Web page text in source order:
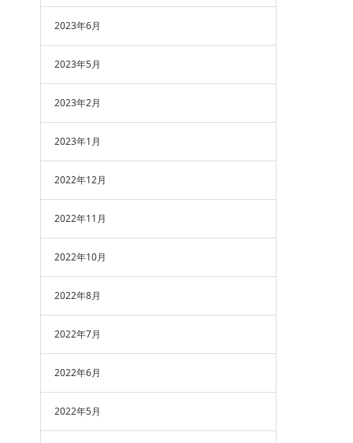
2023年6月
2023年5月
2023年2月
2023年1月
2022年12月
2022年11月
2022年10月
2022年8月
2022年7月
2022年6月
2022年5月